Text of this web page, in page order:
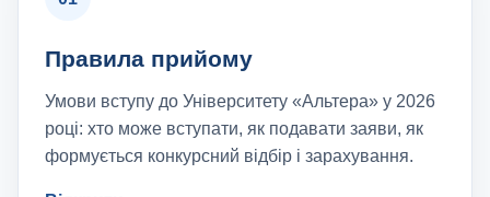
Правила прийому
Умови вступу до Університету «Альтера» у 2026
році: хто може вступати, як подавати заяви, як
формується конкурсний відбір і зарахування.